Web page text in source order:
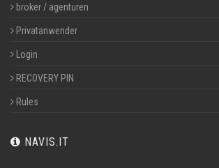
broker / agenturen
Privatanwender
Login
RECOVERY PIN
Rules
NAVIS.IT